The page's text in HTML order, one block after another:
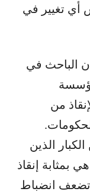
أي تغيير في
الباحث في
من
الذين
بمثابة إنقاذ
تضعف انضباط